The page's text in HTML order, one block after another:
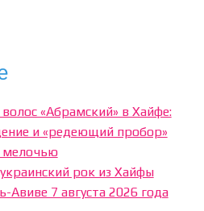
«Абрaмский» в Хайфе:
и «редеющий пробор»
мелочью
рок из Хайфы
Авиве 7 августа 2026 года